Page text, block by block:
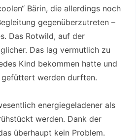
Bärin, die allerdings noch
gegenüberzutreten –
Das Rotwild, auf der
Das lag vermutlich zu
Kind bekommen hatte und
gefüttert werden durften.
energiegeladener als
werden. Dank der
überhaupt kein Problem.